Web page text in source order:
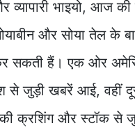
व्यापारी भाइयो, आज की
और सोया तेल के
सकती हैं। एक ओर
से जुड़ी खबरें आई, वहीं
की क्रशिंग और स्टॉक से